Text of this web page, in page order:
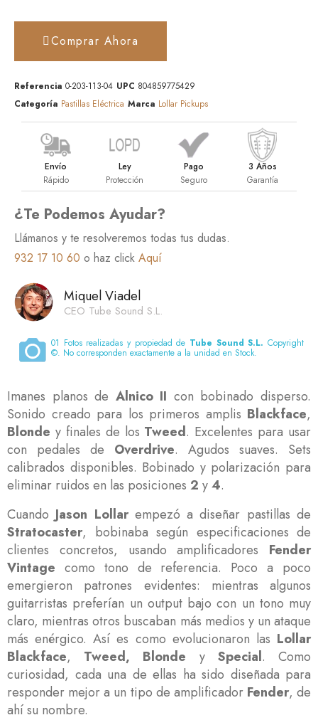
Comprar Ahora
Referencia 0-203-113-04 UPC 804859775429
Categoría Pastillas Eléctrica Marca Lollar Pickups
Envío
Rápido
Ley
Protección
Pago
Seguro
3 Años
Garantía
¿Te Podemos Ayudar?
Llámanos y te resolveremos todas tus dudas.
932 17 10 60 o haz click Aquí
Miquel Viadel
CEO Tube Sound S.L.
01 Fotos realizadas y propiedad de Tube Sound S.L. Copyright
©. No corresponden exactamente a la unidad en Stock.
Imanes planos de Alnico II con bobinado disperso.
Sonido creado para los primeros amplis Blackface,
Blonde y finales de los Tweed. Excelentes para usar
con pedales de Overdrive. Agudos suaves. Sets
calibrados disponibles. Bobinado y polarización para
eliminar ruidos en las posiciones 2 y4.
Cuando Jason Lollarempezó a diseñar pastillas de
Stratocaster, bobinaba según especificaciones de
clientes concretos, usando amplificadores Fender
Vintage como tono de referencia. Poco a poco
emergieron patrones evidentes: mientras algunos
guitarristas preferían un output bajo con un tono muy
claro, mientras otros buscaban más medios y un ataque
más enérgico. Así es como evolucionaron las Lollar
Blackface, Tweed, Blonde y Special. Como
curiosidad, cada una de ellas ha sido diseñada para
responder mejor a un tipo de amplificador Fender, de
ahí su nombre.